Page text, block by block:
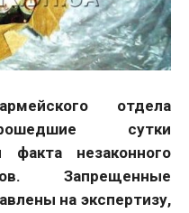
отдела
сутки
факта незаконного
Запрещенные
на экспертизу,